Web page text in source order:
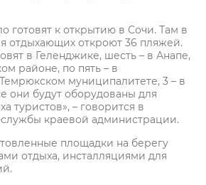
готовят к открытию в Сочи. Там в
отдыхающих откроют 36 пляжей.
в Геленджике, шесть – в Анапе,
районе, по пять – в
муниципалитете, 3 – в
они будут оборудованы для
туристов», – говорится в
краевой администрации.
площадки на берегу
отдыха, инсталляциями для